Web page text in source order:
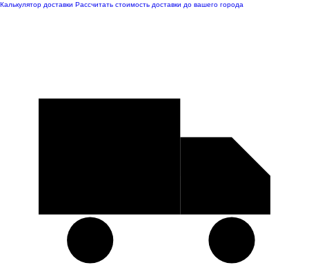
Калькулятор доставки Рассчитать стоимость доставки до вашего города